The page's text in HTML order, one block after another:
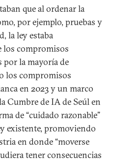
que al ordenar la
por ejemplo, pruebas y
la ley estaba
los compromisos
la mayoría de
los compromisos
en 2023 y un marco
Cumbre de IA de Seúl en
de “cuidado razonable”
existente, promoviendo
en donde “moverse
tener consecuencias